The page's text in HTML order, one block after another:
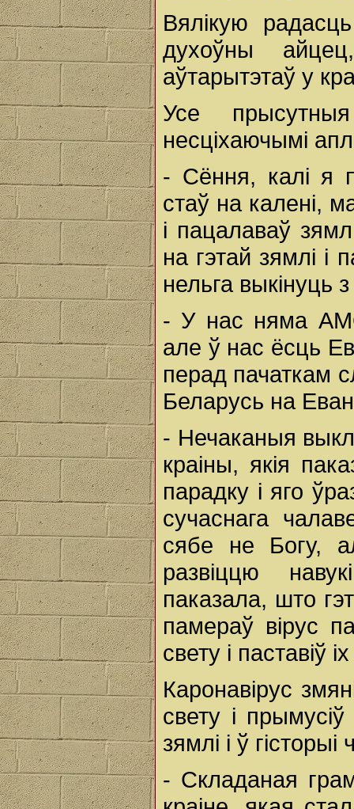
Вялікую
духоўны
аўтарытэтаў у
Усе
несціхаючымі
- Сёння, калі я
стаў на калені,
і пацалаваў
на гэтай зямлі
нельга выкінуць
- У нас няма
але ў нас ёсць
перад пачаткам
Беларусь на
- Нечаканыя
краіны, якія
парадку і яго
сучаснага
сябе не Богу,
развіццю
паказала, што
памераў вірус
свету і паставіў
Каронавірус
свету і
зямлі і ў
- Складаная